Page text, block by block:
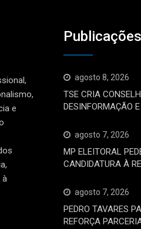
e
à
agosto 8, 2026
TSE CRIA
DESINFORMAÇÃO
agosto 7, 2026
MP ELEITORAL
CANDIDATURA À
agosto 7, 2026
PEDRO TAVARES
REFORÇA